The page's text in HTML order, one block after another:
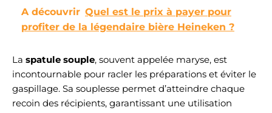
A découvrir Quel est le prix à payer pour
profiter de la légendaire bière Heineken ?
La spatule souple, souvent appelée maryse, est
incontournable pour racler les préparations et éviter le
gaspillage. Sa souplesse permet d’atteindre chaque
recoin des récipients, garantissant une utilisation